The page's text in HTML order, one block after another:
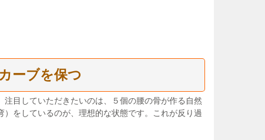
ーブを保つ
目していただきたいのは、５個の腰の骨が作る自然
をしているのが、理想的な状態です。これが反り過